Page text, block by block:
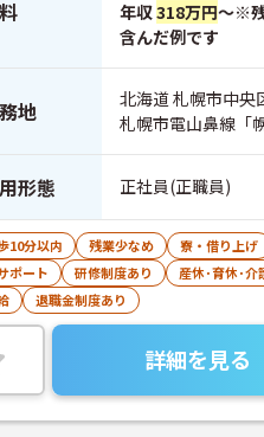
年収318万円～※
含んだ例です
地
北海道 札幌市中
札幌市電山鼻線「
形態 正社員(正職員)
10分以内 残業少なめ 寮・借り上げ
ポート
研修制度あり 産休･育休･介
退職金制度あり
詳細を見る